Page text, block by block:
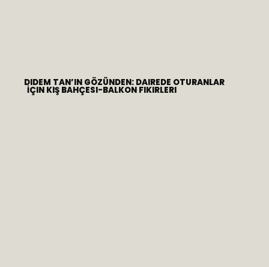
DIDEM TAN’IN GÖZÜNDEN: DAIREDE OTURANLAR
İÇIN KIŞ BAHÇESI-BALKON FIKIRLERI